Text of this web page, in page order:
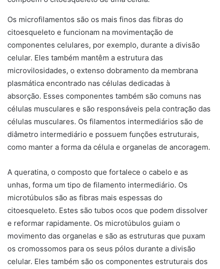
Os microfilamentos são os mais finos das fibras do
citoesqueleto e funcionam na movimentação de
componentes celulares, por exemplo, durante a divisão
celular. Eles também mantêm a estrutura das
microvilosidades, o extenso dobramento da membrana
plasmática encontrado nas células dedicadas à
absorção. Esses componentes também são comuns nas
células musculares e são responsáveis ​​pela contração das
células musculares. Os filamentos intermediários são de
diâmetro intermediário e possuem funções estruturais,
como manter a forma da célula e organelas de ancoragem.
A queratina, o composto que fortalece o cabelo e as
unhas, forma um tipo de filamento intermediário. Os
microtúbulos são as fibras mais espessas do
citoesqueleto. Estes são tubos ocos que podem dissolver
e reformar rapidamente. Os microtúbulos guiam o
movimento das organelas e são as estruturas que puxam
os cromossomos para os seus pólos durante a divisão
celular. Eles também são os componentes estruturais dos